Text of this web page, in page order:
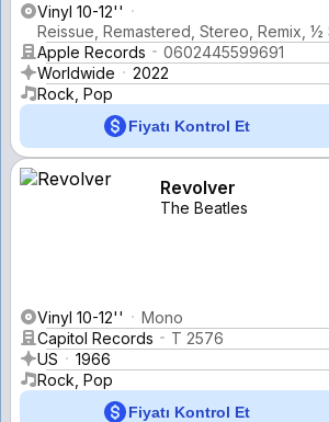
Vinyl 10-12''
Reissue, Remastered, Stereo, Remix,
Apple Records
0602445599691
Worldwide
2022
Rock, Pop
Fiyatı Kontrol Et
Revolver
The Beatles
Vinyl 10-12''
Mono
Capitol Records
T 2576
US
1966
Rock, Pop
Fiyatı Kontrol Et